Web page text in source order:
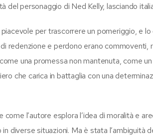
del personaggio di Ned Kelly, lasciando
per trascorrere un pomeriggio, e
redenzione e perdono erano commoventi,
una promessa non mantenuta, come
che carica in battaglia con una
come l’autore esplora l’idea di moralità e
diverse situazioni. Ma è stata l’ambiguità